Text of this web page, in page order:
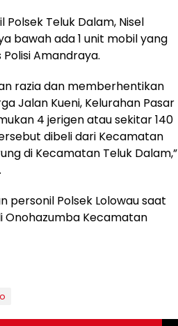
Teluk Dalam, Nisel
bawah ada 1 unit mobil yang
Amandraya.
razia dan memberhentikan
Jalan Kueni, Kelurahan Pasar
4 jerigen atau sekitar 140
dibeli dari Kecamatan
di Kecamatan Teluk Dalam,”
personil Polsek Lolowau saat
Onohazumba Kecamatan